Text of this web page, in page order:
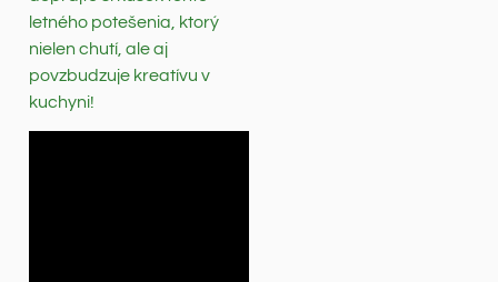
letného potešenia, ktorý
nielen chutí, ale aj
povzbudzuje kreatívu v
kuchyni!